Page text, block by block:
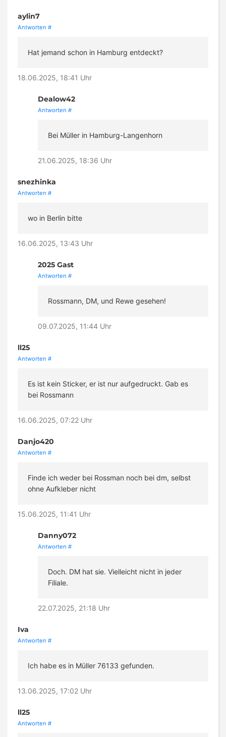
aylin7
Antworten #
Hat jemand schon in Hamburg entdeckt?
18.06.2025, 18:41 Uhr
Dealow42
Antworten #
Bei Müller in Hamburg-Langenhorn
21.06.2025, 18:36 Uhr
snezhinka
Antworten #
wo in Berlin bitte
16.06.2025, 13:43 Uhr
2025 Gast
Antworten #
Rossmann, DM, und Rewe gesehen!
09.07.2025, 11:44 Uhr
ll25
Antworten #
Es ist kein Sticker, er ist nur aufgedruckt. Gab es
bei Rossmann
16.06.2025, 07:22 Uhr
Danjo420
Antworten #
Finde ich weder bei Rossman noch bei dm, selbst
ohne Aufkleber nicht
15.06.2025, 11:41 Uhr
Danny072
Antworten #
Doch. DM hat sie. Vielleicht nicht in jeder
Filiale.
22.07.2025, 21:18 Uhr
Iva
Antworten #
Ich habe es in Müller 76133 gefunden.
13.06.2025, 17:02 Uhr
ll25
Antworten #